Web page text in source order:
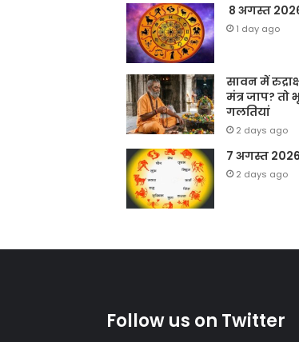
8 अगस्त
1 day ago
सावन में
मंत्र जाप?
गलतियां
2 days ago
7 अगस्त
2 days ago
Follow us on Twitter